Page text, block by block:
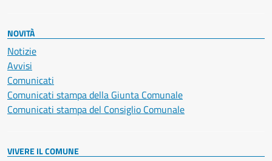
NOVITÀ
Notizie
Avvisi
Comunicati
Comunicati stampa della Giunta Comunale
Comunicati stampa del Consiglio Comunale
VIVERE IL COMUNE